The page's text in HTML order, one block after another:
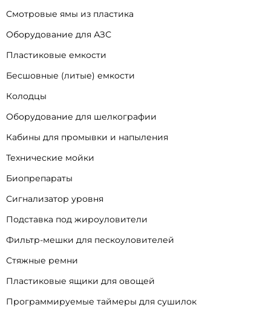
Смотровые ямы из пластика
Оборудование для АЗС
Пластиковые емкости
Бесшовные (литые) емкости
Колодцы
Оборудование для шелкографии
Кабины для промывки и напыления
Технические мойки
Биопрепараты
Сигнализатор уровня
Подставка под жироуловители
Фильтр-мешки для пескоуловителей
Стяжные ремни
Пластиковые ящики для овощей
Программируемые таймеры для сушилок